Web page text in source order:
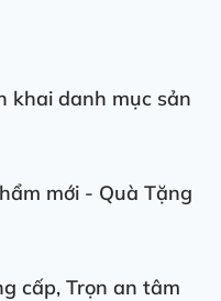
khai danh mục sản
mới - Quà Tặng
cấp, Trọn an tâm